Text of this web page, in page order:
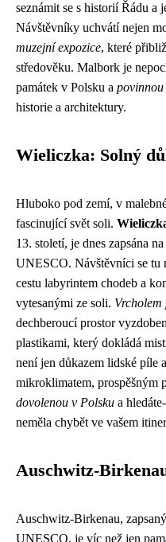
seznámit se s historií Řádu a
Návštěvníky uchvátí nejen
muzejní expozice, které
středověku. Malbork je
památek v Polsku a povinnou
historie a architektury.
Wieliczka: Solný
Hluboko pod zemí, v
fascinující svět soli.
13. století, je dnes zapsána
UNESCO. Návštěvníci se tu
cestu labyrintem chodeb a
vytesanými ze soli.
dechberoucí prostor
plastikami, který dokládá
není jen důkazem lidské píle
mikroklimatem, prospěšným
dovolenou v Polsku a
neměla chybět ve vašem
Auschwitz-
Auschwitz-Birkenau,
UNESCO, je víc než jen